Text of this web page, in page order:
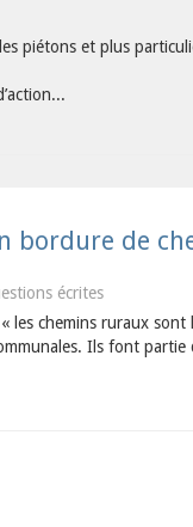
piétons et plus
bordure de
écrites
les chemins ruraux sont
Ils font